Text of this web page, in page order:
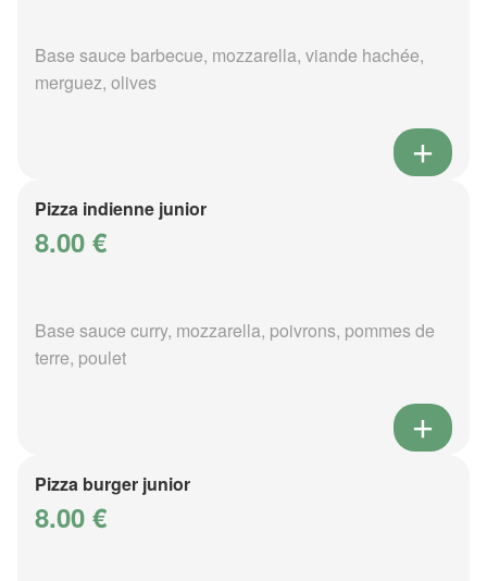
Base sauce barbecue, mozzarella, viande hachée,
merguez, olives
Pizza indienne junior
8.00 €
Base sauce curry, mozzarella, poivrons, pommes de
terre, poulet
Pizza burger junior
8.00 €